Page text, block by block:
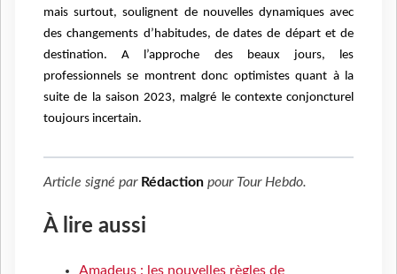
mais surtout, soulignent de nouvelles dynamiques avec
des changements d’habitudes, de dates de départ et de
destination. A l’approche des beaux jours, les
professionnels se montrent donc optimistes quant à la
suite de la saison 2023, malgré le contexte conjoncturel
toujours incertain.
Article signé par Rédaction pour Tour Hebdo.
À lire aussi
Amadeus : les nouvelles règles de